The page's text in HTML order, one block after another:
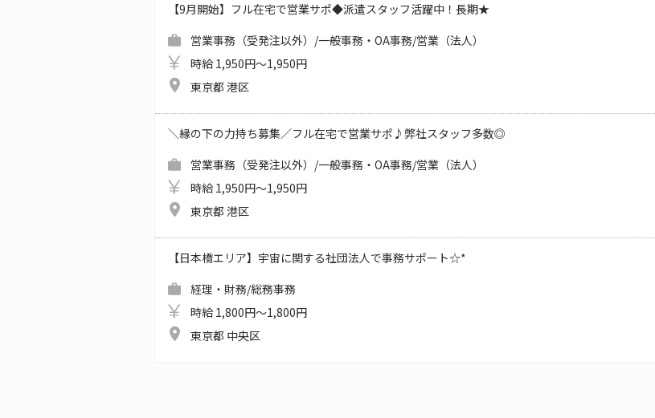
【9月開始】フル在宅で営業サポ◆派遣スタッフ活躍中！長期★
営業事務（受発注以外）/一般事務・OA事務/営業（法人）
時給 1,950円～1,950円
東京都 港区
＼縁の下の力持ち募集／フル在宅で営業サポ♪弊社スタッフ多数◎
営業事務（受発注以外）/一般事務・OA事務/営業（法人）
時給 1,950円～1,950円
東京都 港区
【日本橋エリア】宇宙に関する社団法人で事務サポート☆*
経理・財務/総務事務
時給 1,800円～1,800円
東京都 中央区